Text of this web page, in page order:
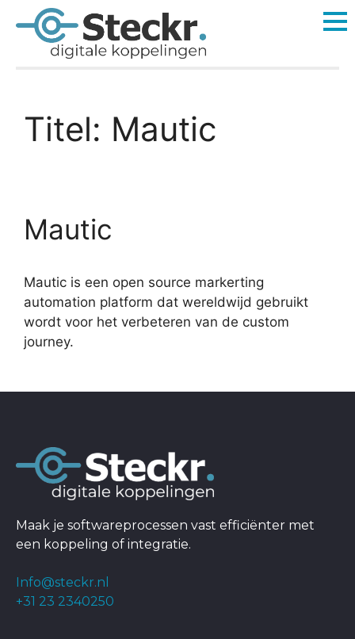
Titel: Mautic
Mautic
Mautic is een open source markerting
automation platform dat wereldwijd gebruikt
wordt voor het verbeteren van de custom
journey.
Maak je softwareprocessen vast efficiënter met
een koppeling of integratie.
Info@steckr.nl
+31 23 2340250